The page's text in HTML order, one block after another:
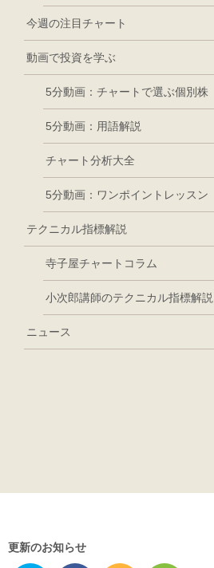
今週の注目チャート
動画で投資を学ぶ
5分動画：チャートで選ぶ個別株
5分動画：用語解説
チャート分析大全
5分動画：ワンポイントレッスン
テクニカル指標解説
寺子屋チャートコラム
小次郎講師のテクニカル指標解説
ニュース
更新のお知らせ